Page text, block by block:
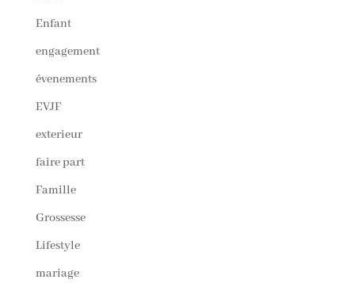
Enfant
engagement
évenements
EVJF
exterieur
faire part
Famille
Grossesse
Lifestyle
mariage